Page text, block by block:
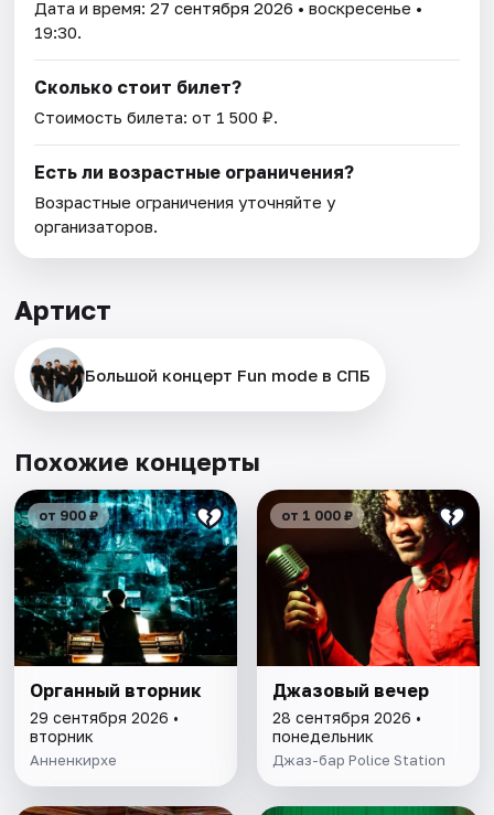
Дата и время:27 сентября 2026 • воскресенье •
19:30.
Сколько стоит билет?
Стоимость билета: от 1 500 ₽.
Есть ли возрастные ограничения?
Возрастные ограничения уточняйте у
организаторов.
Артист
Большой концерт Fun mode в СПБ
Похожие концерты
от 900 ₽
Органный вторник
29 сентября 2026 •
вторник
Анненкирхе
от 1 000 ₽
Джазовый вечер
28 сентября 2026 •
понедельник
Джаз-бар Police Station